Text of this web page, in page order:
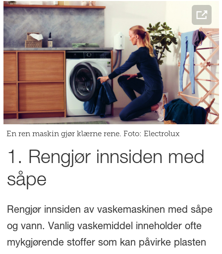
En ren maskin gjør klærne rene. Foto: Electrolux
1. Rengjør innsiden med
såpe
Rengjør innsiden av vaskemaskinen med såpe
og vann. Vanlig vaskemiddel inneholder ofte
mykgjørende stoffer som kan påvirke plasten